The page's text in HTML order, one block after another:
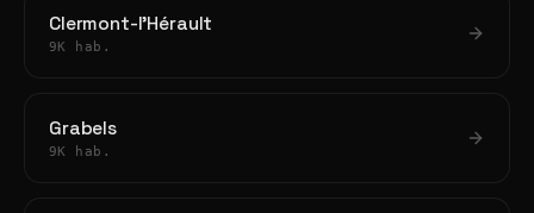
Clermont-l'Hérault
9K hab.
Grabels
9K hab.